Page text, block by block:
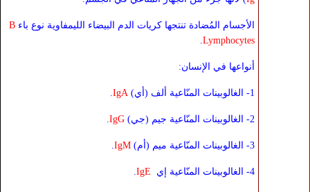
الأجسام المُضادة تنتجها كريات الدم البيضاء الليمفاوية نوع باء B
Lymphocytes
.
أنواعها في الإنسان:
1- الغالوبينات المنّاعية ألف (أي) IgA
.
2- الغالوبينات المنّاعية جيم (جي) IgG
.
3- الغالوبينات المنّاعية ميم (أم) IgM
.
4- الغالوبينات المنّاعية إي IgE
.